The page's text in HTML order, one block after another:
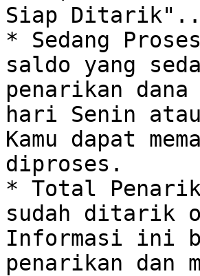
Siap Ditarik"..
* Sedang
saldo yang
penarikan
hari Senin
Kamu dapat
diproses.
* Total
sudah ditarik
Informasi ini
penarikan dan